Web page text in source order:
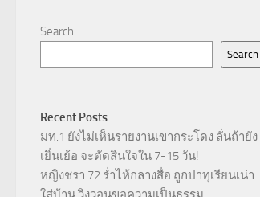
Search
Search
Recent Posts
มท.1 ยังไม่เห็นรายงานเขากระโดง ลั่นถ้ายัง
เยิ่นเย้อ จะตัดสินใจใน 7-15 วัน!
หญิงชรา 72 ร่ำไห้กลางสื่อ ถูกปาทุเรียนเน่า